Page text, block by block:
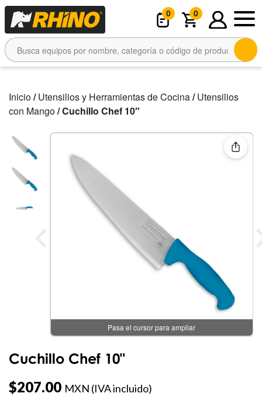
0 0
Inicio/Utensilios y Herramientas de Cocina/Utensilios
con Mango/ Cuchillo Chef 10″
Pasa el cursor para ampliar
Cuchillo Chef 10"
$207.00 MXN (IVA incluido)